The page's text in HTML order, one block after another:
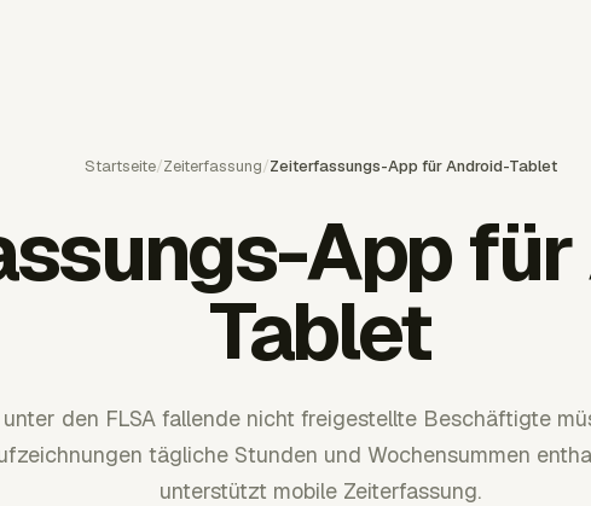
Startseite/Zeiterfassung/Zeiterfassungs-App für Android-Tablet
App
Tablet
unter den FLSA fallende nicht freigestellte Beschäftigte
tägliche Stunden und Wochensummen
unterstützt mobile Zeiterfassung.